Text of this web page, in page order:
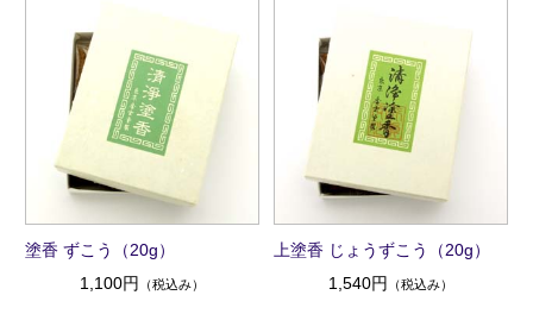
塗香 ずこう（20g）
1,100円
（税込み）
上塗香 じょうずこう（20g）
1,540円
（税込み）